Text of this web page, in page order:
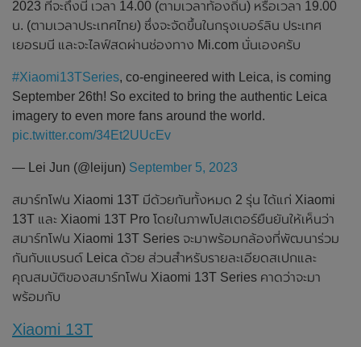
2023 ที่จะถึงนี้ เวลา 14.00 (ตามเวลาท้องถิ่น) หรือเวลา 19.00
น. (ตามเวลาประเทศไทย) ซึ่งจะจัดขึ้นในกรุงเบอร์ลิน ประเทศ
เยอรมนี และจะไลฟ์สดผ่านช่องทาง Mi.com นั่นเองครับ
#Xiaomi13TSeries, co-engineered with Leica, is coming
September 26th! So excited to bring the authentic Leica
imagery to even more fans around the world.
pic.twitter.com/34Et2UUcEv
— Lei Jun (@leijun) September 5, 2023
สมาร์ทโฟน Xiaomi 13T มีด้วยกันทั้งหมด 2 รุ่น ได้แก่ Xiaomi
13T และ Xiaomi 13T Pro โดยในภาพโปสเตอร์ยืนยันให้เห็นว่า
สมาร์ทโฟน Xiaomi 13T Series จะมาพร้อมกล้องที่พัฒนาร่วม
กันกับแบรนด์ Leica ด้วย ส่วนสำหรับรายละเอียดสเปกและ
คุณสมบัติของสมาร์ทโฟน Xiaomi 13T Series คาดว่าจะมา
พร้อมกับ
Xiaomi 13T